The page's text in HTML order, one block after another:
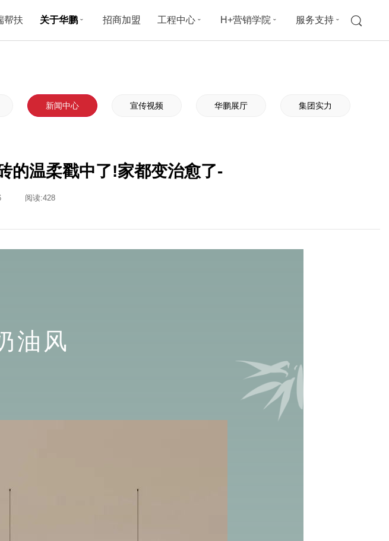
帮扶 关于华鹏 ˇ 招商加盟 工程中心 ˇ H+营销学院 ˇ 服务支持 ˇ
新闻中心 宣传视频 华鹏展厅 集团实力
的温柔戳中了!家都变治愈了-
阅读:428
油风